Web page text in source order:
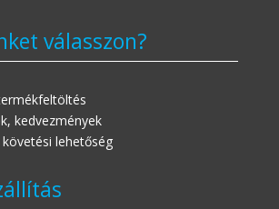
válasszon?
kedvezmények
lehetőség